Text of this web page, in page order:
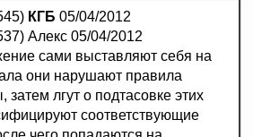
КГБ 05/04/2012
Алекс 05/04/2012
сами выставляют себя на
они нарушают правила
затем лгут о подтасовке этих
соответствующие